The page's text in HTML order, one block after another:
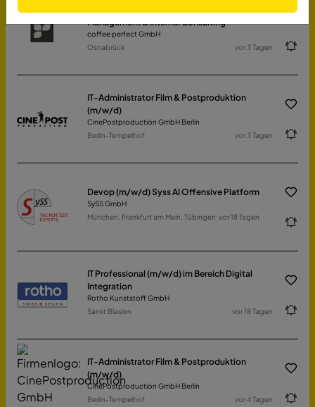
Management & Internal Consulting
coffee perfect GmbH
Osnabrück
vor 3 Tagen
IT-Administrator Film & Postproduktion
(m/w/d)
CinePostproduction GmbH Berlin
Berlin-Tempelhof
vor 3 Tagen
Devop (m/w/d) Syss AI Offensive Platform
SySS GmbH
München, Frankfurt am Main, Tübingen vor 18 Tagen
IT Professional (m/w/d) im Bereich Digital
Integration
Rotho Kunststoff GmbH
Sankt Blasien
vor 18 Tagen
IT-Administrator Film & Postproduktion
(m/w/d)
CinePostproduction GmbH Berlin
Berlin-Tempelhof
vor 4 Tagen